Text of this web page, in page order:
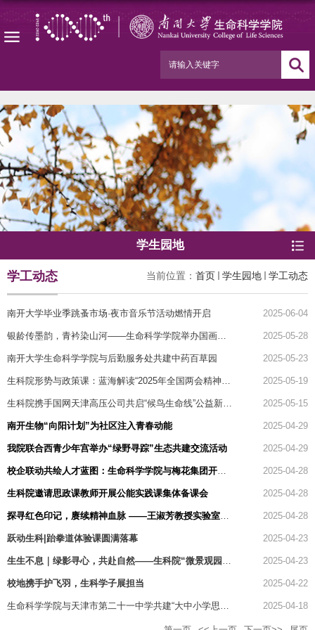
学生园地
当前位置： 首页 学生园地 学工动态
学工动态
南开大学毕业季跳蚤市场·夜市音乐节活动燃情开启 2025-06-04
银龄传墨韵，青衿染山河——生命科学学院举办国画美育讲堂活动 2025-05-28
南开大学生命科学学院与后勤服务处共建中药百草园 2025-05-23
生科院形势与政策课：蓝海解读“2025年全国两会精神与高质量发展” 2025-05-19
生科院携手国网天津高压公司共启“候鸟生命线”公益新篇章 2025-05-15
南开生物“向阳计划”为社区注入青春动能 2025-04-29
我院联合西青少年宫举办“绿野寻踪”生态共建交流活动 2025-04-29
校企联动共绘人才蓝图：生命科学学院与梅花集团开展产学研交流合作 2025-04-28
生科院邀请思政课教师开展公能实践课集体备课会 2025-04-28
探寻红色印记，赓续精神血脉 ——王淑芳教授实验室师生-济南社会实践报道 2025-04-28
跃动生科|跆拳道体验课圆满落幕 2025-04-23
生生不息｜绿影寻心，共赴自然——生科院“微景观园艺疗法工作坊”顺利开展 2025-04-23
校地携手护飞羽，生科学子展担当 2025-04-22
生命科学学院与天津市第二十一中学共建“大中小学思想政治教育一体化建设基地” 2025-04-18